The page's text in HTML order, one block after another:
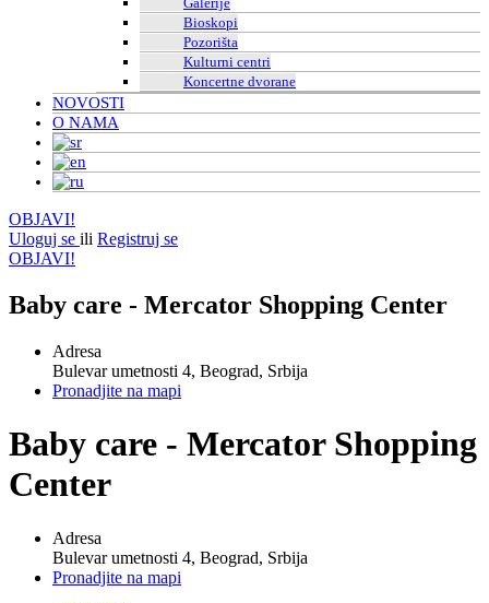
Bioskopi
Pozorišta
Kulturni centri
Koncertne dvorane
NOVOSTI
O NAMA
OBJAVI!
Uloguj se ili Registruj se
OBJAVI!
Baby care - Mercator Shopping Center
Adresa
Bulevar umetnosti 4, Beograd, Srbija
Pronadjite na mapi
Baby care - Mercator Shopping
Center
Adresa
Bulevar umetnosti 4, Beograd, Srbija
Pronadjite na mapi